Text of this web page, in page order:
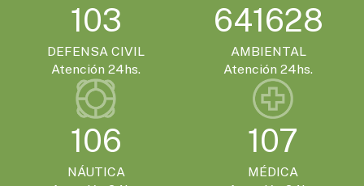
103
DEFENSA CIVIL
Atención 24hs.
641628
AMBIENTAL
Atención 24hs.
106
NÁUTICA
107
MÉDICA